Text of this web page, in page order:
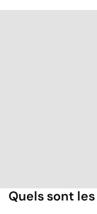
Quels sont